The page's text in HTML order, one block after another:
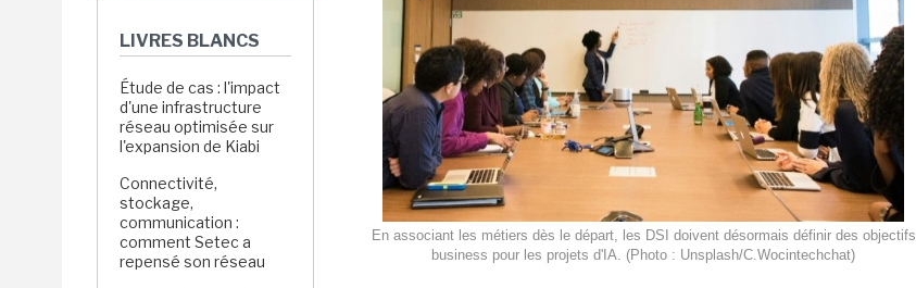
LIVRES BLANCS
Étude de cas : l'impact
d'une infrastructure
réseau optimisée sur
l'expansion de Kiabi
Connectivité,
stockage,
communication :
comment Setec a
repensé son réseau
En associant les métiers dès le départ, les DSI doivent désormais définir des objectifs
business pour les projets d'IA. (Photo : Unsplash/C.Wocintechchat)